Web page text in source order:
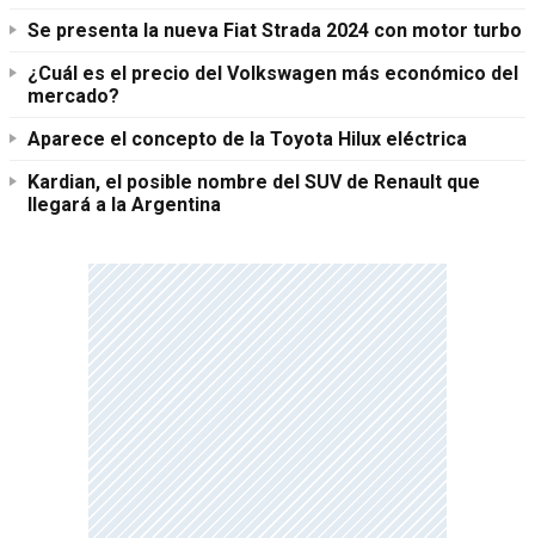
Se presenta la nueva Fiat Strada 2024 con motor turbo
¿Cuál es el precio del Volkswagen más económico del
mercado?
Aparece el concepto de la Toyota Hilux eléctrica
Kardian, el posible nombre del SUV de Renault que
llegará a la Argentina